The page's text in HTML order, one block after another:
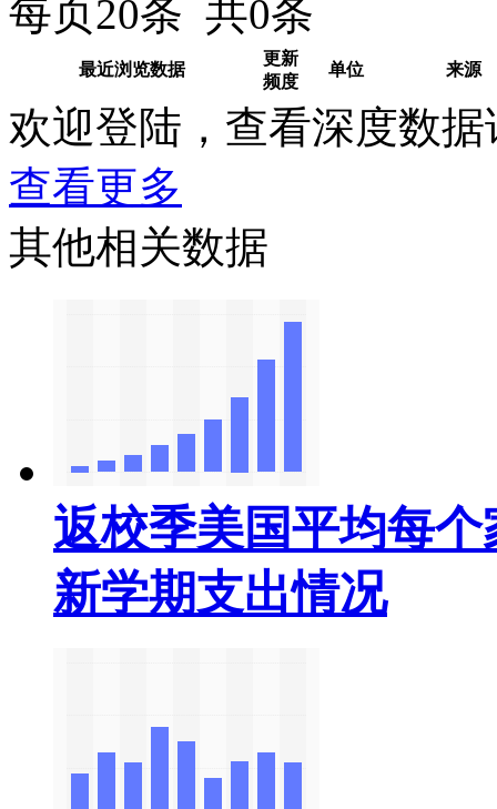
每页20条 共0条
最近浏览数据
更新
频度
单位 来源
欢迎登陆，查看深度数据
查看更多
其他相关数据
返校季美国平均每
新学期支出情况